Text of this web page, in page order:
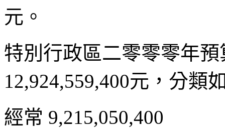
元。
特別行政區二零零零年
12,924,559,400元，分類
經常 9,215,050,400